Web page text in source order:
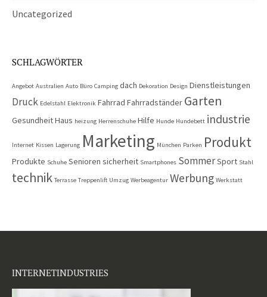
Uncategorized
SCHLAGWÖRTER
Angebot Australien Auto Büro Camping dach Dekoration Design Dienstleistungen
Druck Edelstahl Elektronik Fahrrad Fahrradständer Garten
GesundheitHaus heizung Herrenschuhe Hilfe Hunde Hundebett industrie
Internet Kissen Lagerung Marketing München Parken Produkt
Produkte Schuhe Senioren sicherheit Smartphones SommerSport Stahl
technik Terrasse Treppenlift Umzug Werbeagentur Werbung Werkstatt
INTERNETINDUSTRIES